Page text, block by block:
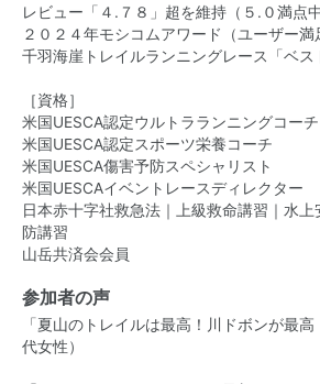
レビュー「４.７８」超を維持（５.０満点中
２０２４年モシコムアワード（ユーザー
千羽海崖トレイルランニングレース「ベ
［資格］
米国UESCA認定ウルトラランニングコーチ
米国UESCA認定スポーツ栄養コーチ
米国UESCA傷害予防スペシャリスト
米国UESCAイベントレースディレクター
日本赤十字社救急法｜上級救命講習｜水
防講習
山岳共済会会員
参加者の声
「夏山のトレイルは最高！川ドボンが最
代女性）